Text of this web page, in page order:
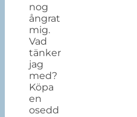
nog
ångrat
mig.
Vad
tänker
jag
med?
Köpa
en
osedd